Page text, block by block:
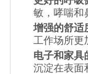
敏，哮喘和
增强的舒适
工作场所更
电子和家具
沉淀在表面